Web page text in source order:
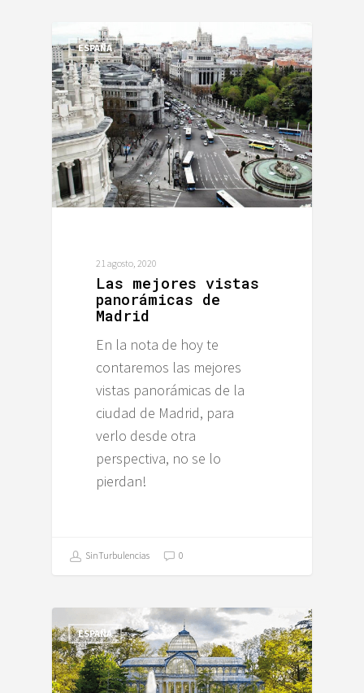
ESPAÑA
21 agosto, 2020
Las mejores vistas
panorámicas de
Madrid
En la nota de hoy te
contaremos las mejores
vistas panorámicas de la
ciudad de Madrid, para
verlo desde otra
perspectiva, no se lo
pierdan!
SinTurbulencias 0
ESPAÑA